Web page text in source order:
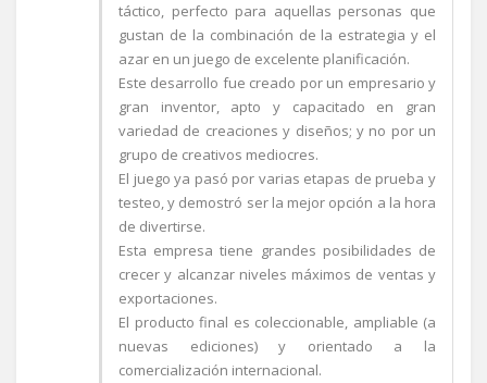
táctico, perfecto para aquellas personas que
gustan de la combinación de la estrategia y el
azar en un juego de excelente planificación.
Este desarrollo fue creado por un empresario y
gran inventor, apto y capacitado en gran
variedad de creaciones y diseños; y no por un
grupo de creativos mediocres.
El juego ya pasó por varias etapas de prueba y
testeo, y demostró ser la mejor opción a la hora
de divertirse.
Esta empresa tiene grandes posibilidades de
crecer y alcanzar niveles máximos de ventas y
exportaciones.
El producto final es coleccionable, ampliable (a
nuevas ediciones) y orientado a la
comercialización internacional.